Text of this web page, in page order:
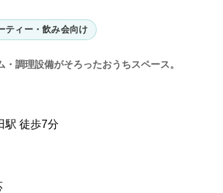
ティー・飲み会向け
調理設備がそろったおうちスペース。
駅 徒歩7分